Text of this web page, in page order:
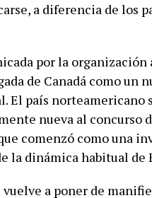
a diferencia de los
por la organización
de Canadá como un
El país norteamericano
nueva al concurso
comenzó como una
la dinámica habitual de
a poner de